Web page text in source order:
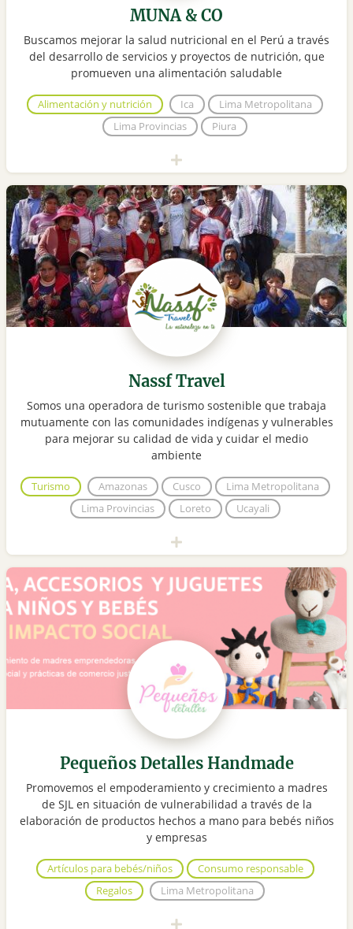
MUNA & CO
Buscamos mejorar la salud nutricional en el Perú a través
del desarrollo de servicios y proyectos de nutrición, que
promueven una alimentación saludable
Alimentación y nutrición Ica
Lima Metropolitana
Lima Provincias
Piura
Nassf Travel
Somos una operadora de turismo sostenible que trabaja
mutuamente con las comunidades indígenas y vulnerables
para mejorar su calidad de vida y cuidar el medio
ambiente
Turismo Amazonas Cusco
Lima Metropolitana
Lima Provincias
Loreto Ucayali
Pequeños Detalles Handmade
Promovemos el empoderamiento y crecimiento a madres
de SJL en situación de vulnerabilidad a través de la
elaboración de productos hechos a mano para bebés niños
y empresas
Artículos para bebés/niños
Consumo responsable
Regalos
Lima Metropolitana